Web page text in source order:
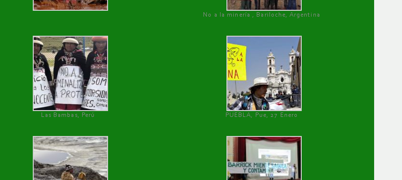
No a la minería , Bariloche, Argentina
Las Bambas, Perú PUEBLA, Pue, 27 Enero